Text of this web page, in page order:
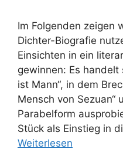
Im Folgenden zeigen
Dichter-Biografie
Einsichten in ein
gewinnen: Es handelt
ist Mann“, in dem
Mensch von Sezuan“
Parabelform
Stück als Einstieg in
Weiterlesen